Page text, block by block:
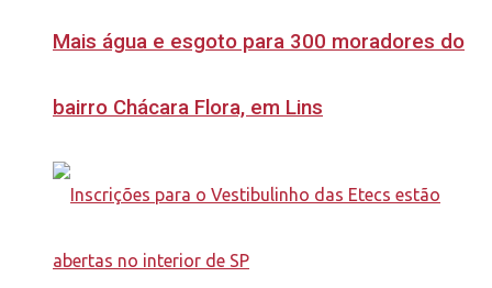
Mais água e esgoto para 300 moradores do
bairro Chácara Flora, em Lins